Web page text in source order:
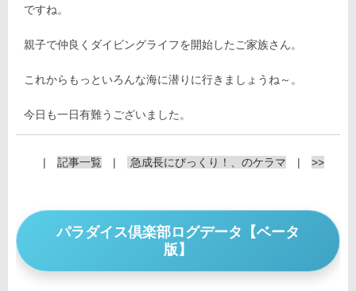
ですね。
親子で仲良くダイビングライフを開始したご家族さん。
これからもっといろんな海に潜りに行きましょうね～。
今日も一日有難うございました。
| 記事一覧 | 急成長にびっくり！、のケラマ | >>
パラダイス倶楽部ログデータ【ベータ
版】